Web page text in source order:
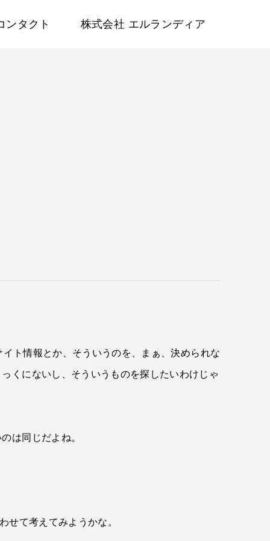
ンタクト 株式会社 エルランディア
ト情報とか、そういうのを、まぁ、決められな
くにないし、そういうものを探したいわけじゃ
は同じだよね。
せて考えてみようかな。